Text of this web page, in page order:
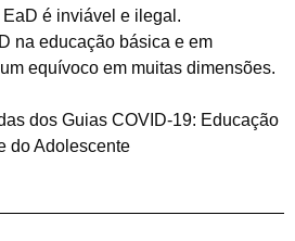
é inviável e ilegal.
na educação básica e em
equívoco em muitas dimensões.
dos Guias COVID-19: Educação
do Adolescente